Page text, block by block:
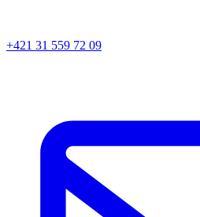
+421 31 559 72 09